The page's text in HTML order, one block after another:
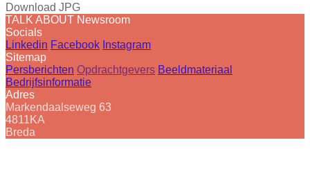
Download JPG
TALK ABOUT Newsroom
Socials
Linkedin Facebook Instagram
Sitemap
Persberichten Opdrachtgevers Beeldmateriaal
Bedrijfsinformatie
Adres
Markendaalseweg 63
4811KA
Breda